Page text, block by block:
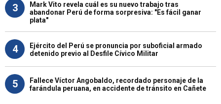
3
Mark Vito revela cuál es su nuevo trabajo tras
abandonar Perú de forma sorpresiva: "Es fácil ganar
plata"
4
Ejército del Perú se pronuncia por suboficial armado
detenido previo al Desfile Cívico Militar
5
Fallece Víctor Angobaldo, recordado personaje de la
farándula peruana, en accidente de tránsito en Cañete